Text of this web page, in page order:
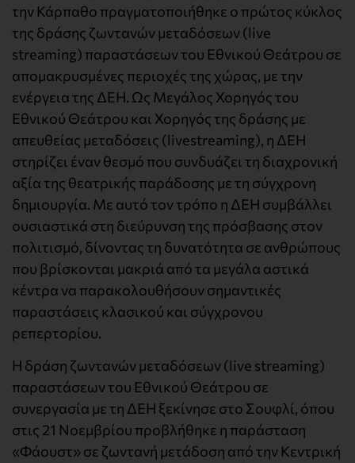
την Κάρπαθο πραγματοποιήθηκε ο πρώτος κύκλος
της δράσης ζωντανών μεταδόσεων (live
streaming) παραστάσεων του Εθνικού Θεάτρου σε
απομακρυσμένες περιοχές της χώρας, με την
ενέργεια της ΔΕΗ. Ως Μεγάλος Χορηγός του
Εθνικού Θεάτρου και Χορηγός της δράσης με
απευθείας μεταδόσεις (livestreaming), η ΔΕΗ
στηρίζει έναν θεσμό που συνδυάζει τη διαχρονική
αξία της θεατρικής παράδοσης με τη σύγχρονη
δημιουργία. Με αυτό τον τρόπο η ΔΕΗ συμβάλλει
ουσιαστικά στη διεύρυνση της πρόσβασης στον
πολιτισμό, δίνοντας τη δυνατότητα σε ανθρώπους
που βρίσκονται μακριά από τα μεγάλα αστικά
κέντρα να παρακολουθήσουν σημαντικές
παραστάσεις κλασικού και σύγχρονου
ρεπερτορίου.
Η δράση ζωντανών μεταδόσεων (live streaming)
παραστάσεων του Εθνικού Θεάτρου σε
συνεργασία με τη ΔΕΗ ξεκίνησε στο Σουφλί, όπου
στις 21 Νοεμβρίου προβλήθηκε η παράσταση
«Φάουστ» σε ζωντανή μετάδοση από την Κεντρική